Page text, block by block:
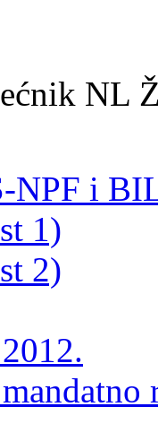
NL
NPF i
1)
2)